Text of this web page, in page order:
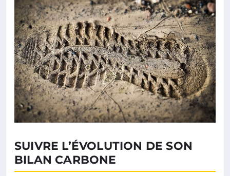
SUIVRE L’ÉVOLUTION DE SON
BILAN CARBONE